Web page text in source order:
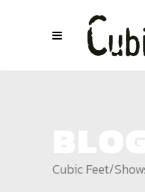
Cubic Feet/